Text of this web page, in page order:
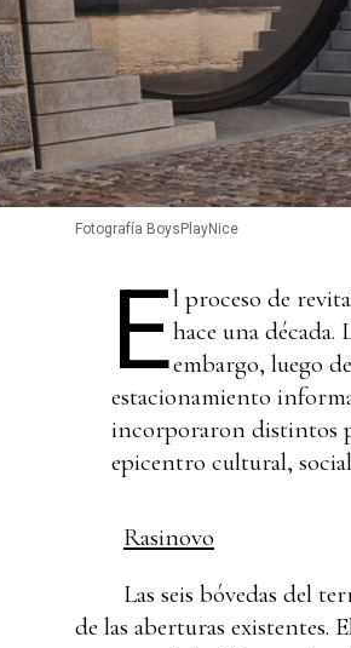
Fotografía BoysPlayNice
El proceso de
hace una
embargo, luego
estacionamiento
incorporaron distintos
epicentro cultural,
Rasinovo
Las seis bóvedas del
de las aberturas